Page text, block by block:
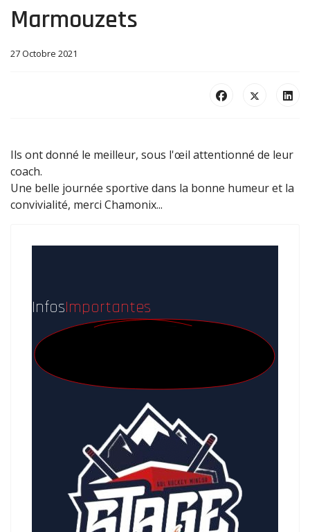
Marmouzets
27 Octobre 2021
Ils ont donné le meilleur, sous l'œil attentionné de leur
coach.
Une belle journée sportive dans la bonne humeur et la
convivialité, merci Chamonix...
InfosImportantes